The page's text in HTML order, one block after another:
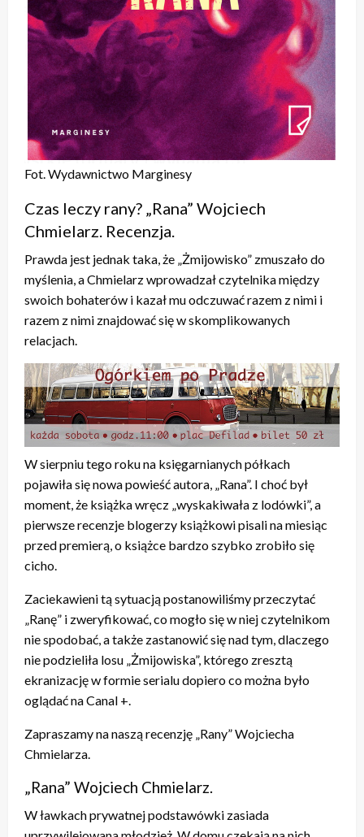
Fot. Wydawnictwo Marginesy
Czas leczy rany? „Rana” Wojciech
Chmielarz. Recenzja.
Prawda jest jednak taka, że „Żmijowisko” zmuszało do
myślenia, a Chmielarz wprowadzał czytelnika między
swoich bohaterów i kazał mu odczuwać razem z nimi i
razem z nimi znajdować się w skomplikowanych
relacjach.
W sierpniu tego roku na księgarnianych półkach
pojawiła się nowa powieść autora, „Rana”. I choć był
moment, że książka wręcz „wyskakiwała z lodówki”, a
pierwsze recenzje blogerzy książkowi pisali na miesiąc
przed premierą, o książce bardzo szybko zrobiło się
cicho.
Zaciekawieni tą sytuacją postanowiliśmy przeczytać
„Ranę” i zweryfikować, co mogło się w niej czytelnikom
nie spodobać, a także zastanowić się nad tym, dlaczego
nie podzieliła losu „Żmijowiska”, którego zresztą
ekranizację w formie serialu dopiero co można było
oglądać na Canal +.
Zapraszamy na naszą recenzję „Rany” Wojciecha
Chmielarza.
„Rana” Wojciech Chmielarz.
W ławkach prywatnej podstawówki zasiada